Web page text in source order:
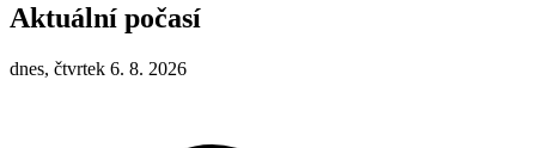
Aktuální počasí
dnes, čtvrtek 6. 8. 2026